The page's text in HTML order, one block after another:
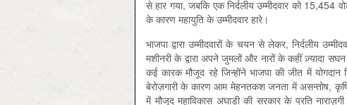
से हार गया, जबकि एक निर्दलीय उम्मीदवार को 15,454
के कारण महायुति के उम्मीदवार हारे।
भाजपा द्वारा उम्मीदवारों के चयन से लेकर, निर्दलीय
मशीनरी के द्वारा अपने जुमलों और नारों के कहीं ज़्यादा
कई कारक मौजूद रहे जिन्होंने भाजपा की जीत में
बेरोज़गारी के कारण आम मेहनतकश जनता में असन्तोष,
में मौजूद महाविकास अघाड़ी की सरकार के प्रति